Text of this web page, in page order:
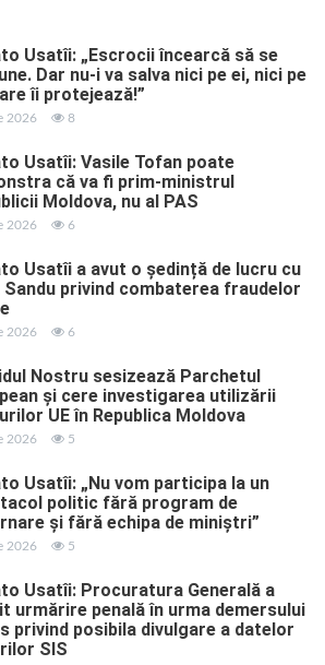
Usatîi: „Escrocii încearcă să se
Dar nu-i va salva nici pe ei, nici pe
îi protejează!”
2026 8
Usatîi: Vasile Tofan poate
că va fi prim-ministrul
Moldova, nu al PAS
2026 6
Usatîi a avut o ședință de lucru cu
Sandu privind combaterea fraudelor
2026 6
Nostru sesizează Parchetul
și cere investigarea utilizării
UE în Republica Moldova
2026 5
Usatîi: „Nu vom participa la un
politic fără program de
și fără echipa de miniștri”
2026 5
Usatîi: Procuratura Generală a
urmărire penală în urma demersului
privind posibila divulgare a datelor
SIS